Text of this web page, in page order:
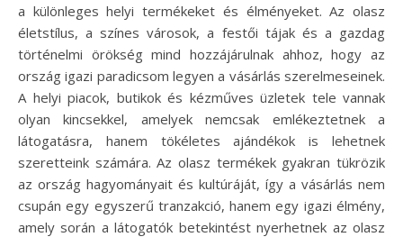
a különleges helyi termékeket és élményeket. Az olasz
életstílus, a színes városok, a festői tájak és a gazdag
történelmi örökség mind hozzájárulnak ahhoz, hogy az
ország igazi paradicsom legyen a vásárlás szerelmeseinek.
A helyi piacok, butikok és kézműves üzletek tele vannak
olyan kincsekkel, amelyek nemcsak emlékeztetnek a
látogatásra, hanem tökéletes ajándékok is lehetnek
szeretteink számára. Az olasz termékek gyakran tükrözik
az ország hagyományait és kultúráját, így a vásárlás nem
csupán egy egyszerű tranzakció, hanem egy igazi élmény,
amely során a látogatók betekintést nyerhetnek az olasz